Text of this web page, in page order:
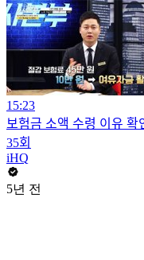
15:23
보험금 소액 수령 이유
35회
iHQ
5년 전